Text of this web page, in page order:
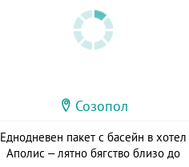
Созопол
Еднодневен пакет с басейн в хотел
Аполис – лятно бягство близо до